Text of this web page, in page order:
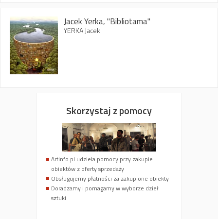
Jacek Yerka, "Bibliotama"
YERKA Jacek
Skorzystaj z pomocy
Artinfo.pl udziela pomocy przy zakupie
obiektów z oferty sprzedaży
Obsługujemy płatności za zakupione obiekty
Doradzamy i pomagamy w wyborze dzieł
sztuki